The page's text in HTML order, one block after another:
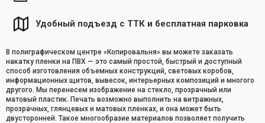
Удобный подъезд с ТТК и бесплатная парковка
В полиграфическом центре «Копировальня» вы можете заказать
накатку пленки на ПВХ — это самый простой, быстрый и доступный
способ изготовления объемных конструкций, световых коробов,
информационных щитов, вывесок, интерьерных композиций и многого
другого. Мы перенесем изображение на стекло, прозрачный или
матовый пластик. Печать возможно выполнить на витражных,
прозрачных, глянцевых и матовых пленках, и она может быть
двусторонней. Такое многообразие материалов позволяет получить